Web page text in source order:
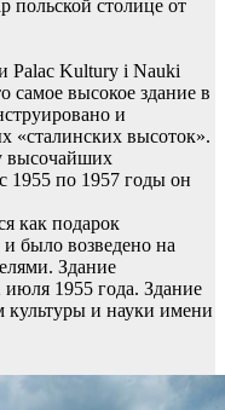
польской столице от
Palac Kultury i Nauki
самое высокое здание в
и
«сталинских высоток».
высочайших
1955 по 1957 годы он
как подарок
было возведено на
Здание
июля 1955 года. Здание
культуры и науки имени